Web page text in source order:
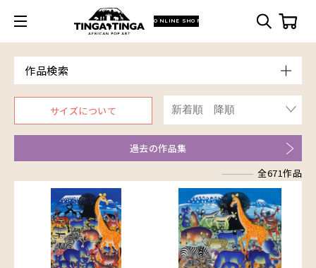
ONLINE SHOP
作品検索
Model
青空
朝焼け
家
イノシシ
イボイノシシ
イルカ
インパラ
～￥10,000
￥30,001～40,000
￥40,001～60,000
￥60,001～80,000
￥80,001～100,000
Artist
ア行
アウスィー
アキリ
アグネス
アジャバ
カケパ
カッシム
ガヨ
サイディ
ザチ
チャド
Size
F3号
F4号
F8号
F12号
F20号
Frame
木枠張り／パネル
アートフレーム
サイズについて
過去の作品集
全671作品